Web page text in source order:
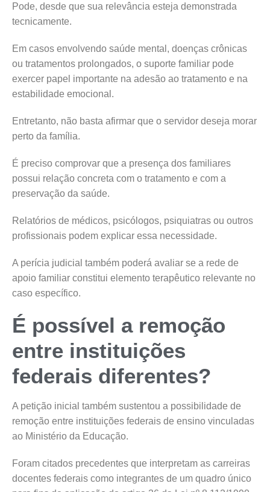
Pode, desde que sua relevância esteja demonstrada
tecnicamente.
Em casos envolvendo saúde mental, doenças crônicas
ou tratamentos prolongados, o suporte familiar pode
exercer papel importante na adesão ao tratamento e na
estabilidade emocional.
Entretanto, não basta afirmar que o servidor deseja morar
perto da família.
É preciso comprovar que a presença dos familiares
possui relação concreta com o tratamento e com a
preservação da saúde.
Relatórios de médicos, psicólogos, psiquiatras ou outros
profissionais podem explicar essa necessidade.
A perícia judicial também poderá avaliar se a rede de
apoio familiar constitui elemento terapêutico relevante no
caso específico.
É possível a remoção
entre instituições
federais diferentes?
A petição inicial também sustentou a possibilidade de
remoção entre instituições federais de ensino vinculadas
ao Ministério da Educação.
Foram citados precedentes que interpretam as carreiras
docentes federais como integrantes de um quadro único